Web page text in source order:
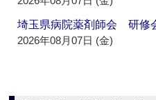
埼玉県病院薬剤師会 研
2026年08月07日 (金)